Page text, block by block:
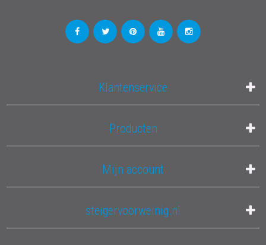
Klantenservice
Producten
Mijn account
steigervoorweinig.nl